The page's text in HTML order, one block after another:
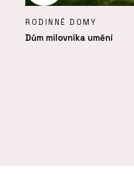
RODINNÉ DOMY
Dům milovníka umění